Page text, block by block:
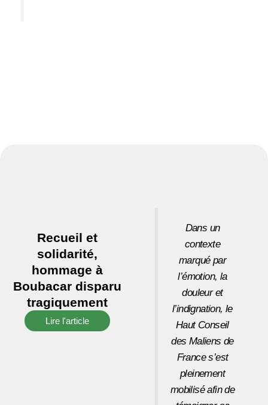
Recueil et
solidarité,
hommage à
Boubacar disparu
tragiquement
Lire l'article
Dans un
contexte
marqué par
l’émotion, la
douleur et
l’indignation, le
Haut Conseil
des Maliens de
France s’est
pleinement
mobilisé afin de